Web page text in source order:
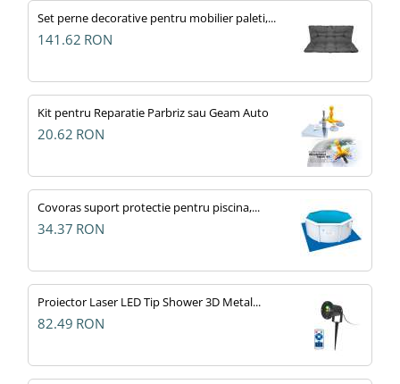
Set perne decorative pentru mobilier paleti,...
141.62 RON
Kit pentru Reparatie Parbriz sau Geam Auto
20.62 RON
Covoras suport protectie pentru piscina,...
34.37 RON
Proiector Laser LED Tip Shower 3D Metal...
82.49 RON